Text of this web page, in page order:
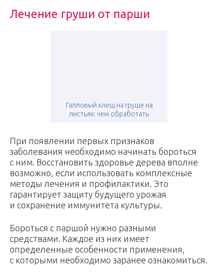
Лечение груши от парши
Галловый клещ на груше на
листьях: чем обработать
При появлении первых признаков
заболевания необходимо начинать бороться
с ним. Восстановить здоровье дерева вполне
возможно, если использовать комплексные
методы лечения и профилактики. Это
гарантирует защиту будущего урожая
и сохранение иммунитета культуры.
Бороться с паршой нужно разными
средствами. Каждое из них имеет
определенные особенности применения,
с которыми необходимо заранее ознакомиться.